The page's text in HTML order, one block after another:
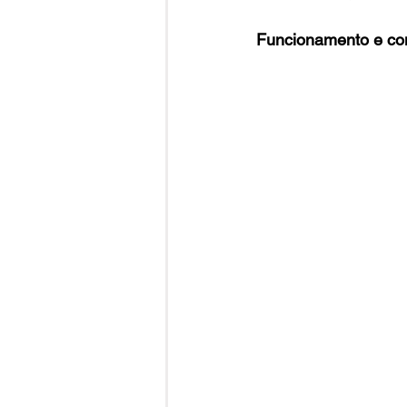
Funcionamento e